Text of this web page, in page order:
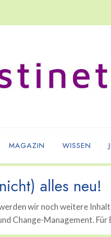
MAGAZIN WISSEN
alles neu!
wir noch weitere
Change-Management. Für